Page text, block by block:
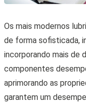
Os mais modernos
de forma sofisticada,
incorporando mais de
componentes
aprimorando as
garantem um